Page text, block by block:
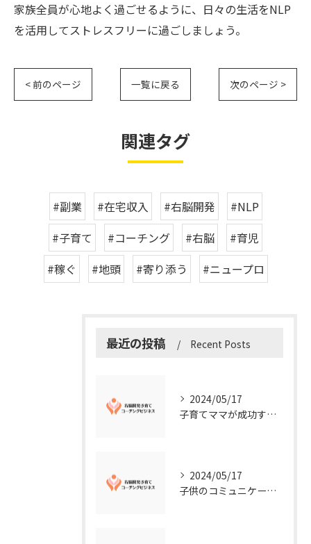
家族全員が心地よく過ごせるように、日々の生活をNLP
を活用してストレスフリーに過ごしましょう。
< 前のページ 一覧に戻る 次のページ >
関連タグ
#副業 #在宅収入 #右脳開発
#NLP
#子育て
#コーチング #右脳
#育児
#稼ぐ
#地頭 #寄り添う #ニュープロ
最近の投稿 Recent Posts
2024/05/17
子育てママが成功する右脳開発子育てコーチングビジネスの秘訣
2024/05/17
子供のコミュニケーション能力を向上させる方法：右脳開発子育てコーチングビジネス業界からのアドバイス